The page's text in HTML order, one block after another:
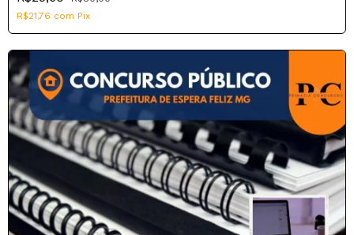
R$21,76 com Pix